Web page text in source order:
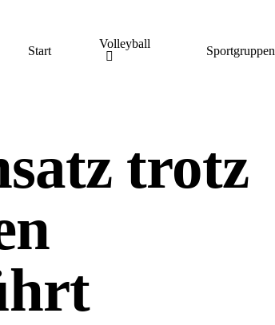
Start
Volleyball
Sportgruppen
trotz